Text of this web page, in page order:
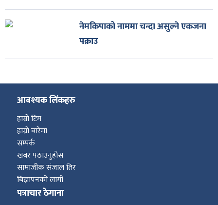
नेमकिपाको नाममा चन्दा असुल्ने एकजना
पक्राउ
आबश्यक लिंकहरु
हाम्रो टिम
हाम्रो बारेमा
सम्पर्क
खबर पठाउनुहोस
सामाजीक संजाल तिर
बिज्ञापनको लागी
पत्राचार ठेगाना